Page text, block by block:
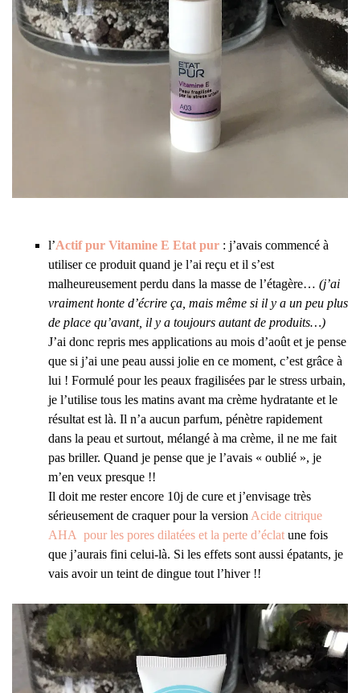
l’Actif pur Vitamine E Etat pur : j’avais commencé à
utiliser ce produit quand je l’ai reçu et il s’est
malheureusement perdu dans la masse de l’étagère… (j’ai
vraiment honte d’écrire ça, mais même si il y a un peu plus
de place qu’avant, il y a toujours autant de produits…)
J’ai donc repris mes applications au mois d’août et je pense
que si j’ai une peau aussi jolie en ce moment, c’est grâce à
lui ! Formulé pour les peaux fragilisées par le stress urbain,
je l’utilise tous les matins avant ma crème hydratante et le
résultat est là. Il n’a aucun parfum, pénètre rapidement
dans la peau et surtout, mélangé à ma crème, il ne me fait
pas briller. Quand je pense que je l’avais « oublié », je
m’en veux presque !!
Il doit me rester encore 10j de cure et j’envisage très
sérieusement de craquer pour la version Acide citrique
AHA pour les pores dilatées et la perte d’éclat une fois
que j’aurais fini celui-là. Si les effets sont aussi épatants, je
vais avoir un teint de dingue tout l’hiver !!